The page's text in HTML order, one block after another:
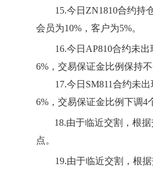
15.今日ZN1810合约持
会员为10%，客户为5%。
16.今日AP810合约未出
6%，交易保证金比例保持
17.今日SM811合约未出
6%，交易保证金比例下调4
18.由于临近交割，根
点。
19.由于临近交割，根